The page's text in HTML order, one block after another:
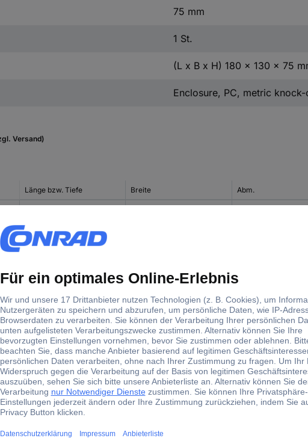
75 mm
1 St.
(L x B x H) 180 x 130 x 75
Enclosure, PC, metric
Versand)
Länge bzw. Tiefe Breite Abm.
Fibox Cover, PC Grey 3730558 Universal-Gehäuse 280 x 280 x 80 Polycarbonat Lichtgrau (RAL 7035) 1 St. 280 mm 280 mm
(L x B x H) 280 x
mm
Fibox Cover, PC Grey 3730559 Universal-Gehäuse 380 x 280 x 80 Polycarbonat Lichtgrau (RAL 7035) 1 St. 380 mm 280 mm
(L x B x H) 380 x